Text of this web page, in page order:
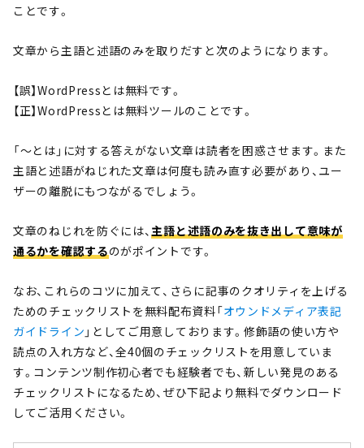
ことです。
文章から主語と述語のみを取りだすと次のようになります。
【誤】WordPressとは無料です。
【正】WordPressとは無料ツールのことです。
「～とは」に対する答えがない文章は読者を困惑させます。また
主語と述語がねじれた文章は何度も読み直す必要があり、ユー
ザーの離脱にもつながるでしょう。
文章のねじれを防ぐには、主語と述語のみを抜き出して意味が
通るかを確認するのがポイントです。
なお、これらのコツに加えて、さらに記事のクオリティを上げる
ためのチェックリストを無料配布資料「オウンドメディア表記
ガイドライン 」としてご用意しております。修飾語の使い方や
読点の入れ方など、全40個のチェックリストを用意していま
す。コンテンツ制作初心者でも経験者でも、新しい発見のある
チェックリストになるため、ぜひ下記より無料でダウンロード
してご活用ください。